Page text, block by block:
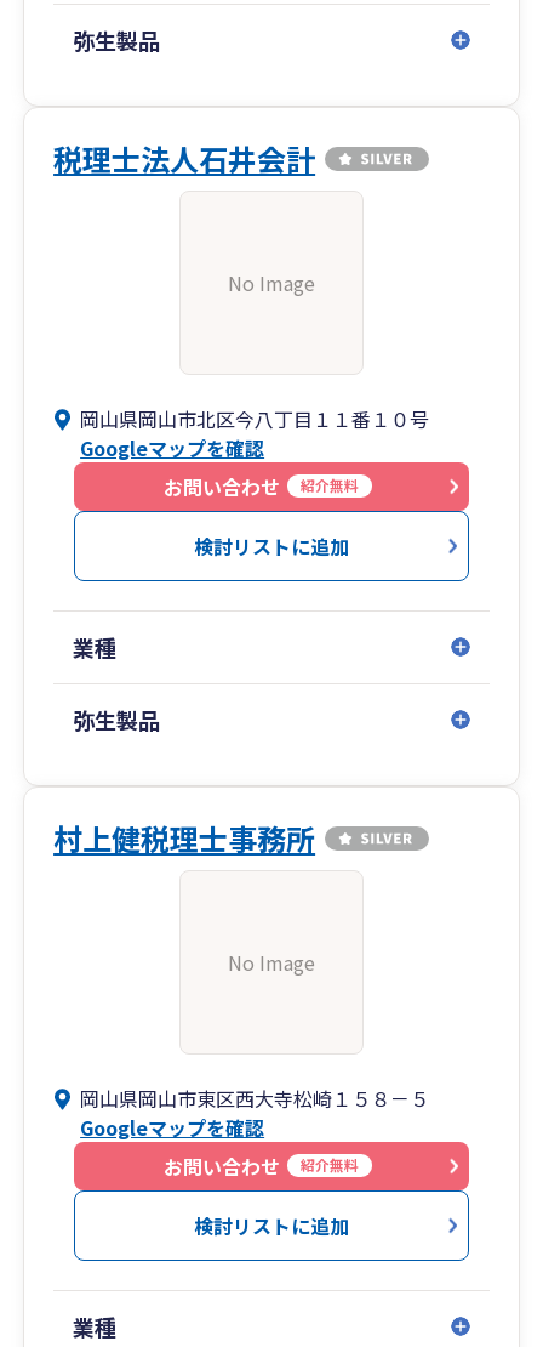
弥生製品
税理士法人石井会計
No Image
岡山県岡山市北区今八丁目１１番１０号
Googleマップを確認
お問い合わせ
紹介無料
検討リストに追加
業種
弥生製品
村上健税理士事務所
No Image
岡山県岡山市東区西大寺松崎１５８－５
Googleマップを確認
お問い合わせ
紹介無料
検討リストに追加
業種